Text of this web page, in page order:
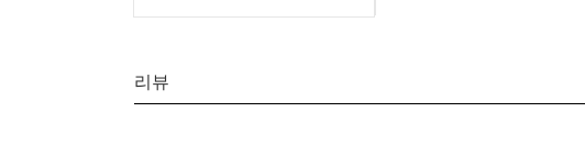
리뷰